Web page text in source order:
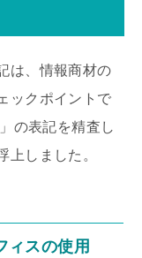
は、情報商材の
ックポイントで
」の表記を精査し
上しました。
ィスの使用